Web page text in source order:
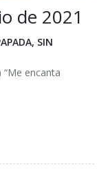
de 2021
SIN
encanta